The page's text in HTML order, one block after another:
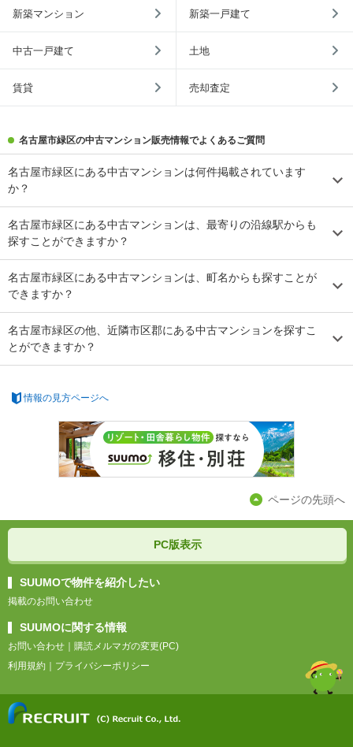
新築マンション 新築一戸建て
中古一戸建て 土地
賃貸 売却査定
名古屋市緑区の中古マンション販売情報でよくあるご質問
名古屋市緑区にある中古マンションは何件掲載されています
か？
名古屋市緑区にある中古マンションは、最寄りの沿線駅からも
探すことができますか？
名古屋市緑区にある中古マンションは、町名からも探すことが
できますか？
名古屋市緑区の他、近隣市区郡にある中古マンションを探すこ
とができますか？
情報の見方ページへ
ページの先頭へ
PC版表示
SUUMOで物件を紹介したい
掲載のお問い合わせ
SUUMOに関する情報
お問い合わせ
購読メルマガの変更(PC)
利用規約
プライバシーポリシー